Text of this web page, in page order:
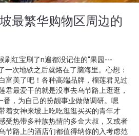
最繁华购物区周边的
刷红宝刷了n遍都没记住的“果园---
一次地铁之后就烙在了脑海里。心想：
富美了吧！各种高端品牌，榴莲君见过
君最爱干的就是没事去乌节路上逛逛，
番，为自己的扮靓事业做做调研。嗯
着女神来坡上吃吃逛逛买买的青年才
受热带多种族热情的多金大叔，又或者
节路上的酒店们都值得纳你的入考虑范